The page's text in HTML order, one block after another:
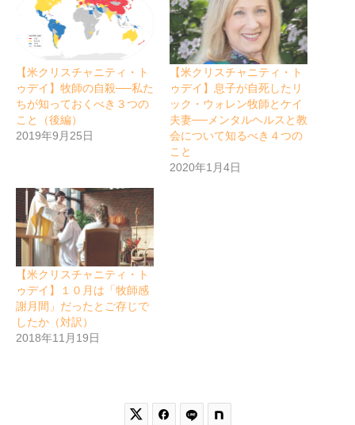
【米クリスチャニティ・ト
ゥデイ】牧師の自殺──私た
ちが知っておくべき３つの
こと（後編）
2019年9月25日
【米クリスチャニティ・ト
ゥデイ】息子が自死したリ
ック・ウォレン牧師とケイ
夫妻──メンタルヘルスと教
会について知るべき４つの
こと
2020年1月4日
【米クリスチャニティ・ト
ゥデイ】１０月は「牧師感
謝月間」だったとご存じで
したか（対訳）
2018年11月19日
 